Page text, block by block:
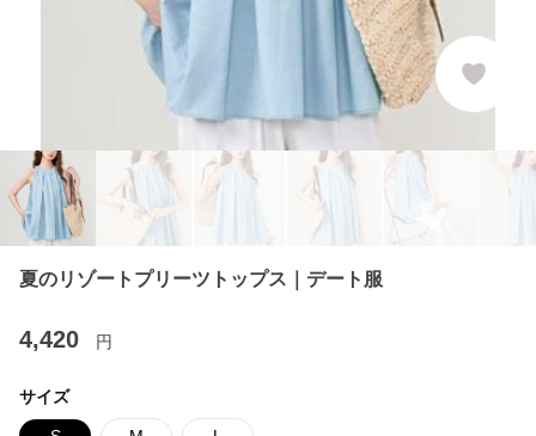
夏のリゾートプリーツトップス｜デート服
4,420 円
サイズ